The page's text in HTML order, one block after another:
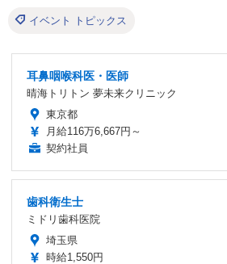
イベント トピックス
耳鼻咽喉科医・医師
晴海トリトン 夢未来クリニック
東京都
月給116万6,667円～
契約社員
歯科衛生士
ミドリ歯科医院
埼玉県
時給1,550円